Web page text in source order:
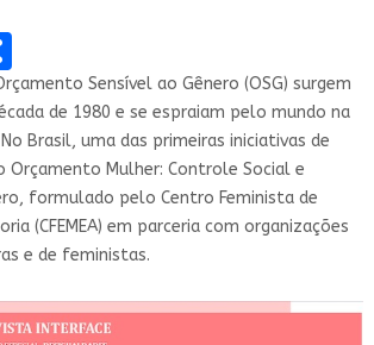
Share
Sensível ao Gênero (OSG) surgem
de 1980 e se espraiam pelo mundo na
Brasil, uma das primeiras iniciativas de
Orçamento Mulher: Controle Social e
formulado pelo Centro Feminista de
(CFEMEA) em parceria com organizações
e de feministas.